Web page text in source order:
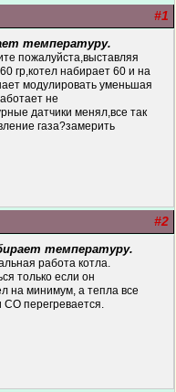
#1
температуру.
пожалуйста,выставляя
гр,котел набирает 60 и на
модулировать уменьшая
не
датчики менял,все так
газа?замерить
#2
температуру.
работа котла.
только если он
на минимум, а тепла все
СО перегревается.